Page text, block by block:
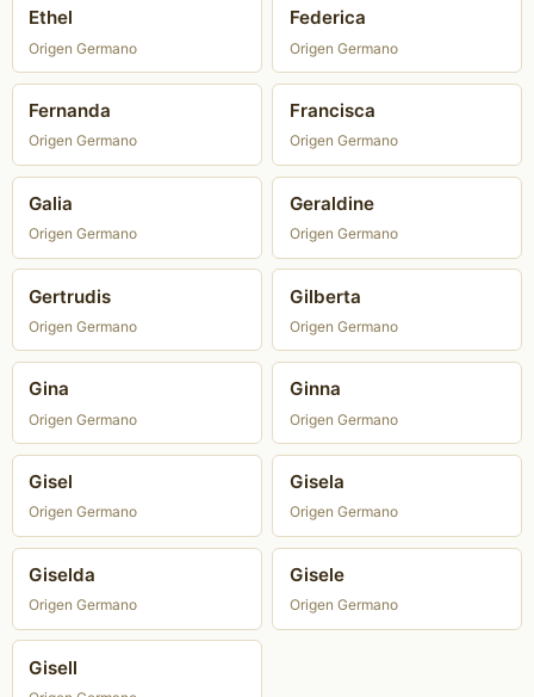
Ethel
Origen Germano
Federica
Origen Germano
Fernanda
Origen Germano
Francisca
Origen Germano
Galia
Origen Germano
Geraldine
Origen Germano
Gertrudis
Origen Germano
Gilberta
Origen Germano
Gina
Origen Germano
Ginna
Origen Germano
Gisel
Origen Germano
Gisela
Origen Germano
Giselda
Origen Germano
Gisele
Origen Germano
Gisell